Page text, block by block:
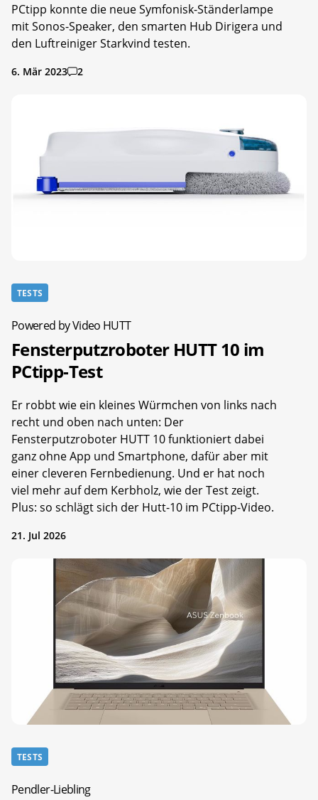
PCtipp konnte die neue Symfonisk-Ständerlampe
mit Sonos-Speaker, den smarten Hub Dirigera und
den Luftreiniger Starkvind testen.
6. Mär 2023 2
TESTS
Powered by Video HUTT
Fensterputzroboter HUTT 10 im
PCtipp-Test
Er robbt wie ein kleines Würmchen von links nach
recht und oben nach unten: Der
Fensterputzroboter HUTT 10 funktioniert dabei
ganz ohne App und Smartphone, dafür aber mit
einer cleveren Fernbedienung. Und er hat noch
viel mehr auf dem Kerbholz, wie der Test zeigt.
Plus: so schlägt sich der Hutt-10 im PCtipp-Video.
21. Jul 2026
TESTS
Pendler-Liebling